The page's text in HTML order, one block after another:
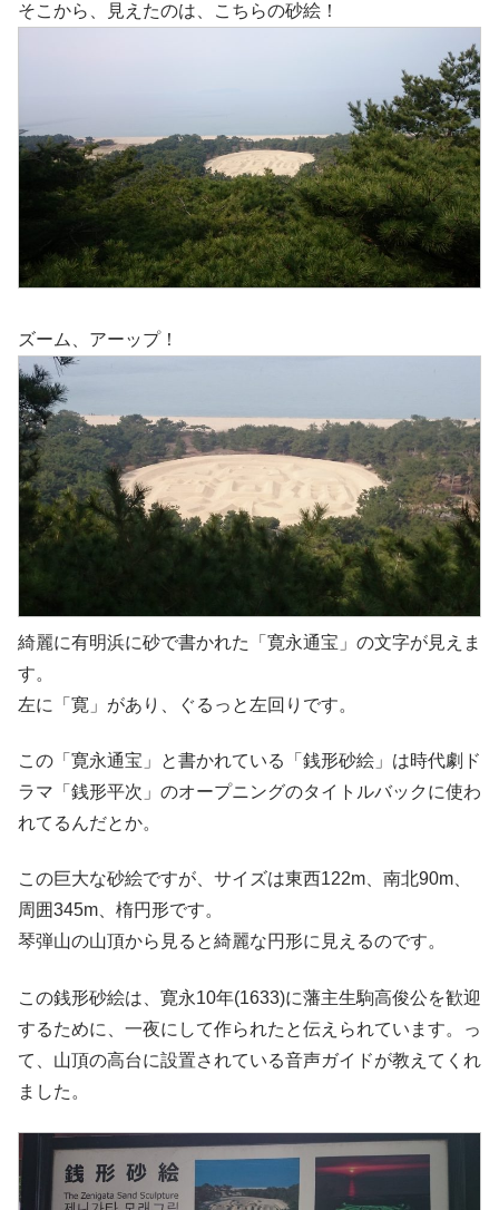
そこから、見えたのは、こちらの砂絵！
ズーム、アーップ！
綺麗に有明浜に砂で書かれた「寛永通宝」の文字が見えま
す。
左に「寛」があり、ぐるっと左回りです。
この「寛永通宝」と書かれている「銭形砂絵」は時代劇ド
ラマ「銭形平次」のオープニングのタイトルバックに使わ
れてるんだとか。
この巨大な砂絵ですが、サイズは東西122m、南北90m、
周囲345m、楕円形です。
琴弾山の山頂から見ると綺麗な円形に見えるのです。
この銭形砂絵は、寛永10年(1633)に藩主生駒高俊公を歓迎
するために、一夜にして作られたと伝えられています。っ
て、山頂の高台に設置されている音声ガイドが教えてくれ
ました。